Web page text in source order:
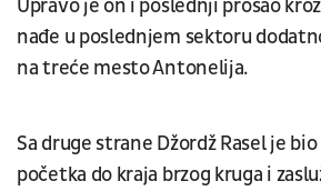
Upravo je on i poslednji prošao
nađe u poslednjem sektoru
na treće mesto Antonelija.
Sa druge strane Džordž Rasel je
početka do kraja brzog kruga i